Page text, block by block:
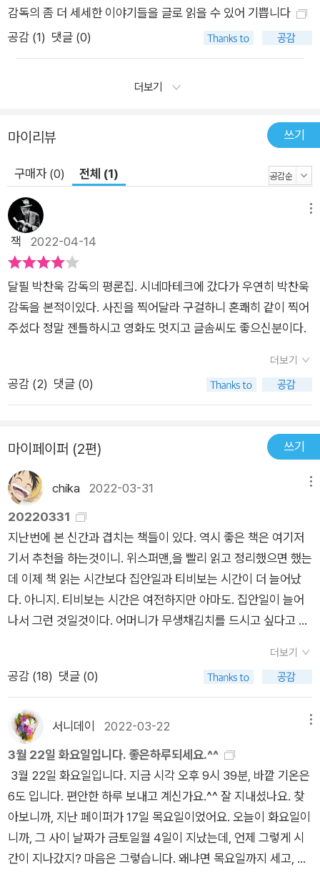
감독의 좀 더 세세한 이야기들을 글로 읽을 수 있어 기쁩니다
공감 (1) 댓글 (0)
더보기
마이리뷰 쓰기
구매자 (0) 전체 (1)
잭 2022-04-14
달필 박찬욱 감독의 평론집. 시네마테크에 갔다가 우연히 박찬욱
감독을 본적이있다. 사진을 찍어달라 구걸하니 혼쾌히 같이 찍어
주셨다 정말 젠틀하시고 영화도 멋지고 글솜씨도 좋으신분이다.
더보기
공감 (2) 댓글 (0)
마이페이퍼 (2편) 쓰기
chika 2022-03-31
20220331
지난번에 본 신간과 겹치는 책들이 있다. 역시 좋은 책은 여기저
기서 추천을 하는것이니. 위스퍼맨,을 빨리 읽고 정리했으면 했는
데 이제 책 읽는 시간보다 집안일과 티비보는 시간이 더 늘어났
다. 아니지. 티비보는 시간은 여전하지만 아마도. 집안일이 늘어
나서 그런 것일것이다. 어머니가 무생채김치를 드시고 싶다고 해
나가버린다. 어쩌다 시간이 남는다 싶으면 또 밥 하고 정리하고.
그나마 요리를 못 해 만들 수 있는 반찬의 가짓수가 적으니 요리
시간은 날마다 소비되지는 않는다는게 위안이려나? 하지만 집안
일은 소소하게 늘어만 간다. 어쨌거나 [위스퍼맨]은 카피캣범죄
를 다룬 장르물이자 상실을 겪은 이들을 위한 성장물,이랜다. 읽
어야하는데 단숨에 책탑의 아래 깔려버리고 있다. 마음 독하게 먹
었을 때 십년이상 된 책들을 다 폐기하기 위해 꺼낼 수 있는데 왠
지 자꾸만 책을 버리는 것은 나쁜짓을 하는 것 같아서 망설여진
다. 새로운 개정판이 나온 책이어도 그 전의 책을 함부로 폐기할
수는 없다는 생각을 하게 되는데. 그러다보면 또 책정리가 힘들어
진다. 그래서 자꾸만 읽으려고 뒀던 책을 몇년동안 읽지않고 지내
더보기
공감 (18) 댓글 (0)
서니데이 2022-03-22
3월 22일 화요일입니다. 좋은하루되세요.^^
3월 22일 화요일입니다. 지금 시각 오후 9시 39분, 바깥 기온은
6도 입니다. 편안한 하루 보내고 계신가요.^^ 잘 지내셨나요. 찾
아보니까, 지난 페이퍼가 17일 목요일이었어요. 오늘이 화요일이
니까, 그 사이 날짜가 금토일월 4일이 지났는데, 언제 그렇게 시
간이 지나갔지? 마음은 그렇습니다. 왜냐면 목요일까지 세고, 금